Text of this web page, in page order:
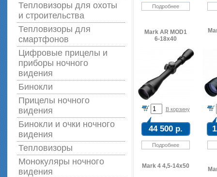
Тепловизоры для охоты
и строительства
Тепловизоры для
смартфонов
Цифровые прицелы и
приборы ночного
видения
Бинокли
Прицелы ночного
видения
Бинокли и очки ночного
видения
Тепловизоры
Монокуляры ночного
видения
Подробнее
Mark AR MOD1
6-18x40
В корзину
44 500 р.
Подробнее
Mark 4 4,5-14x50